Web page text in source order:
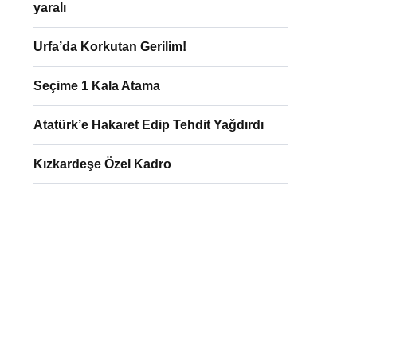
yaralı
Urfa’da Korkutan Gerilim!
Seçime 1 Kala Atama
Atatürk’e Hakaret Edip Tehdit Yağdırdı
Kızkardeşe Özel Kadro